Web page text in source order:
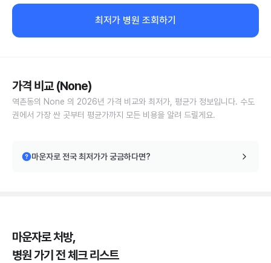
최저가 병원 조회하기
가격 비교 (None)
역촌동의 None 의 2026년 가격 비교와 최저가, 평균가 정보입니다. 수도
권에서 가장 싼 곳부터 평균가까지 모든 비용을 알려 드릴게요.
마운자로 전국 최저가가 궁금하다면?
마운자로 처방,
병원 가기 전 체크 리스트